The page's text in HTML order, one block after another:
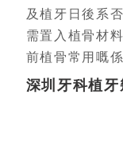
及植牙日後系
需置入植骨材
前植骨常用嘅
深圳牙科植牙